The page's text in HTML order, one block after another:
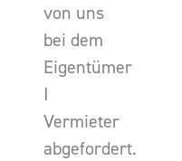
von uns
bei dem
Eigentümer
I
Vermieter
abgefordert.